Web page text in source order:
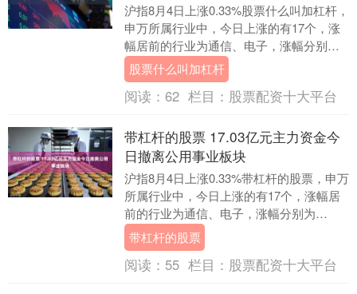
沪指8月4日上涨0.33%股票什么叫加杠杆，
申万所属行业中，今日上涨的有17个，涨
幅居前的行业为通信、电子，涨幅分别为
9.41%、5.73%。跌幅居前的行业为银....
股票什么叫加杠杆
阅读： 62 栏目： 股票配资十大平台
带杠杆的股票 17.03亿元主力资金今
日撤离公用事业板块
沪指8月4日上涨0.33%带杠杆的股票，申万
所属行业中，今日上涨的有17个，涨幅居
前的行业为通信、电子，涨幅分别为
9.41%、5.73%。跌幅居前的行业为银
行、....
带杠杆的股票
阅读： 55 栏目： 股票配资十大平台